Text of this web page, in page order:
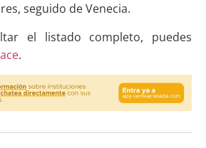
seguido de Venecia.
el listado completo, puedes
.